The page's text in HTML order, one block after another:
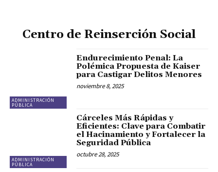
Centro de Reinserción Social
ADMINISTRACIÓN
PÚBLICA
Endurecimiento Penal: La
Polémica Propuesta de Kaiser
para Castigar Delitos Menores
noviembre 8, 2025
ADMINISTRACIÓN
PÚBLICA
Cárceles Más Rápidas y
Eficientes: Clave para Combatir
el Hacinamiento y Fortalecer la
Seguridad Pública
octubre 28, 2025